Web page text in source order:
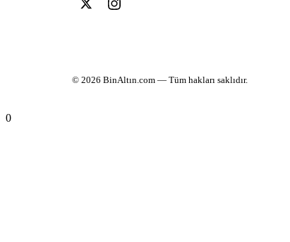
© 2026 BinAltın.com — Tüm hakları saklıdır.
0